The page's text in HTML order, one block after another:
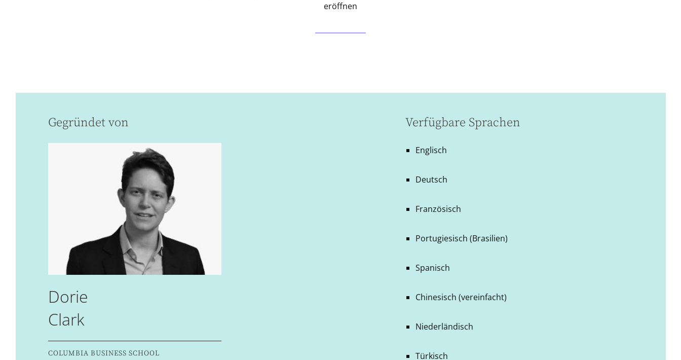
eröffnen
Gegründet von
Dorie
Clark
COLUMBIA BUSINESS SCHOOL
Verfügbare Sprachen
Englisch
Deutsch
Französisch
Portugiesisch (Brasilien)
Spanisch
Chinesisch (vereinfacht)
Niederländisch
Türkisch